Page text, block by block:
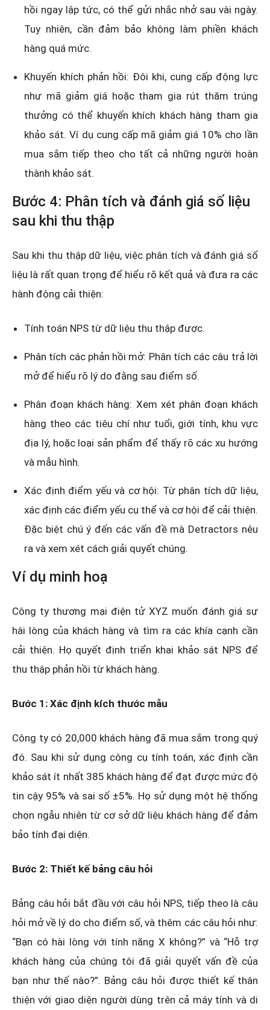
hồi ngay lập tức, có thể gửi nhắc nhở sau vài ngày.
Tuy nhiên, cần đảm bảo không làm phiền khách
hàng quá mức.
Khuyến khích phản hồi: Đôi khi, cung cấp động lực
như mã giảm giá hoặc tham gia rút thăm trúng
thưởng có thể khuyến khích khách hàng tham gia
khảo sát. Ví dụ cung cấp mã giảm giá 10% cho lần
mua sắm tiếp theo cho tất cả những người hoàn
thành khảo sát.
Bước 4: Phân tích và đánh giá số liệu
sau khi thu thập
Sau khi thu thập dữ liệu, việc phân tích và đánh giá số
liệu là rất quan trọng để hiểu rõ kết quả và đưa ra các
hành động cải thiện:
Tính toán NPS từ dữ liệu thu thập được.
Phân tích các phản hồi mở: Phân tích các câu trả lời
mở để hiểu rõ lý do đằng sau điểm số.
Phân đoạn khách hàng: Xem xét phân đoạn khách
hàng theo các tiêu chí như tuổi, giới tính, khu vực
địa lý, hoặc loại sản phẩm để thấy rõ các xu hướng
và mẫu hình.
Xác định điểm yếu và cơ hội: Từ phân tích dữ liệu,
xác định các điểm yếu cụ thể và cơ hội để cải thiện.
Đặc biệt chú ý đến các vấn đề mà Detractors nêu
ra và xem xét cách giải quyết chúng.
Ví dụ minh hoạ
Công ty thương mại điện tử XYZ muốn đánh giá sự
hài lòng của khách hàng và tìm ra các khía cạnh cần
cải thiện. Họ quyết định triển khai khảo sát NPS để
thu thập phản hồi từ khách hàng.
Bước 1: Xác định kích thước mẫu
Công ty có 20,000 khách hàng đã mua sắm trong quý
đó. Sau khi sử dụng công cụ tính toán, xác định cần
khảo sát ít nhất 385 khách hàng để đạt được mức độ
tin cậy 95% và sai số ±5%. Họ sử dụng một hệ thống
chọn ngẫu nhiên từ cơ sở dữ liệu khách hàng để đảm
bảo tính đại diện.
Bước 2: Thiết kế bảng câu hỏi
Bảng câu hỏi bắt đầu với câu hỏi NPS, tiếp theo là câu
hỏi mở về lý do cho điểm số, và thêm các câu hỏi như:
“Bạn có hài lòng với tính năng X không?” và “Hỗ trợ
khách hàng của chúng tôi đã giải quyết vấn đề của
bạn như thế nào?”. Bảng câu hỏi được thiết kế thân
thiện với giao diện người dùng trên cả máy tính và di